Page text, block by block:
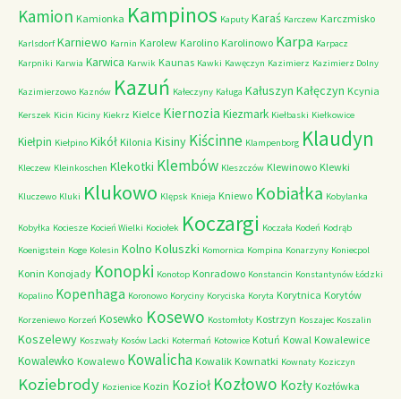
Kamion Kamionka Kampinos Kaputy Karaś Karczew Karczmisko
Karlsdorf Karniewo Karnin Karolew Karolino Karolinowo Karpa Karpacz
Karpniki Karwia Karwica Karwik Kaunas Kawki Kawęczyn Kazimierz Kazimierz Dolny
Kazimierzowo Kaznów Kazuń Kałeczyny Kaługa Kałuszyn Kałęczyn Kcynia
Kerszek Kicin Kiciny Kiekrz Kielce Kiernozia Kiezmark Kiełbaski Kiełkowice
Kiełpin Kiełpino Kikół Kilonia Kisiny Kiścinne Klampenborg Klaudyn
Kleczew Kleinkoschen Klekotki Klembów Kleszczów Klewinowo Klewki
Kluczewo Kluki Klukowo Klępsk Knieja Kniewo Kobiałka Kobylanka
Kobyłka Kociesze Kocień Wielki Kociołek Koczargi Koczała Kodeń Kodrąb
Koenigstein Koge Kolesin Kolno Koluszki Komornica Kompina Konarzyny Koniecpol
Konin Konojady Konopki Konotop Konradowo Konstancin Konstantynów Łódzki
Kopalino Kopenhaga Koronowo Koryciny Koryciska Koryta Korytnica Korytów
Korzeniewo Korzeń Kosewko Kosewo Kostomłoty Kostrzyn Koszajec Koszalin
Koszelewy Koszwały Kosów Lacki Kotermań Kotowice Kotuń Kowal Kowalewice
Kowalewko Kowalewo Kowalicha Kowalik Kownatki Kownaty Koziczyn
Koziebrody Kozienice Kozin Kozioł Kozłowo Kozły Kozłówka